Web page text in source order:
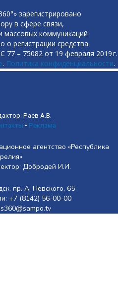
зарегистрировано
в сфере связи,
массовых коммуникаций
о регистрации средства
– 75082 от 19 февраля 2019 г.
. Политика конфиденциальности.
Раев А.В.
• Реклама
агентство «Республика
Добродей И.И.
пр. А. Невского, 65
+7 (8142) 56-00-00